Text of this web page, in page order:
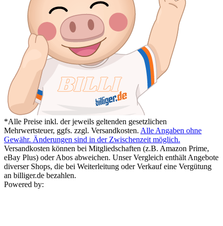
*Alle Preise inkl. der jeweils geltenden gesetzlichen
Mehrwertsteuer, ggfs. zzgl. Versandkosten. Alle Angaben ohne
Gewähr. Änderungen sind in der Zwischenzeit möglich.
Versandkosten können bei Mitgliedschaften (z.B. Amazon Prime,
eBay Plus) oder Abos abweichen. Unser Vergleich enthält Angebote
diverser Shops, die bei Weiterleitung oder Verkauf eine Vergütung
an billiger.de bezahlen.
Powered by: